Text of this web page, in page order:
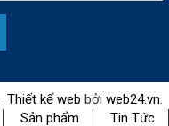
Thiết kế web bởi web24.vn.
Sản phẩm Tin Tức